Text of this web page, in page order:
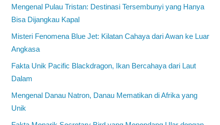
Mengenal Pulau Tristan: Destinasi Tersembunyi yang Hanya
Bisa Dijangkau Kapal
Misteri Fenomena Blue Jet: Kilatan Cahaya dari Awan ke Luar
Angkasa
Fakta Unik Pacific Blackdragon, Ikan Bercahaya dari Laut
Dalam
Mengenal Danau Natron, Danau Mematikan di Afrika yang
Unik